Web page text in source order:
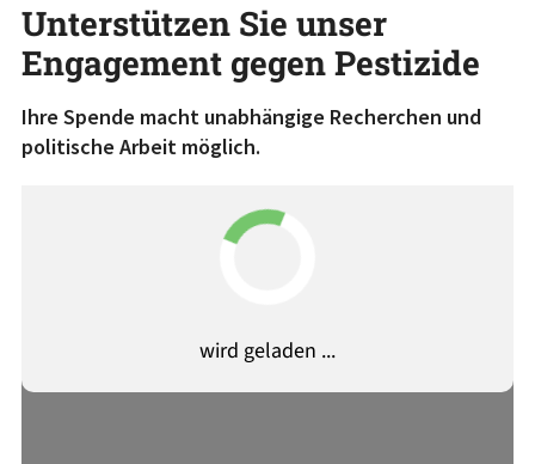
Unterstützen Sie unser
Engagement gegen Pestizide
Ihre Spende macht unabhängige Recherchen und
politische Arbeit möglich.